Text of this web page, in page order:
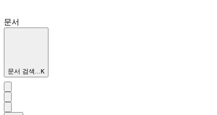
문서
문서 검색...K